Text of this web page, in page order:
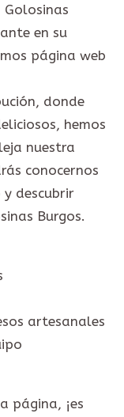
Golosinas
en su
página web
donde
hemos
nuestra
conocernos
descubrir
Burgos.
artesanales
página, ¡es